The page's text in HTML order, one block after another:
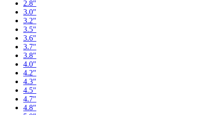
2.8"
3.0"
3.2"
3.5"
3.6"
3.7"
3.8"
4.0"
4.2"
4.3"
4.5"
4.7"
4.8"